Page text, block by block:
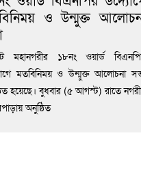
ও উন্মুক্ত
মহানগরীর ১৮নং ওয়ার্ড
মতবিনিময় ও উন্মুক্ত আলোচনা
হয়েছে। বুধবার (৫ আগস্ট) রাতে
অনুষ্ঠিত